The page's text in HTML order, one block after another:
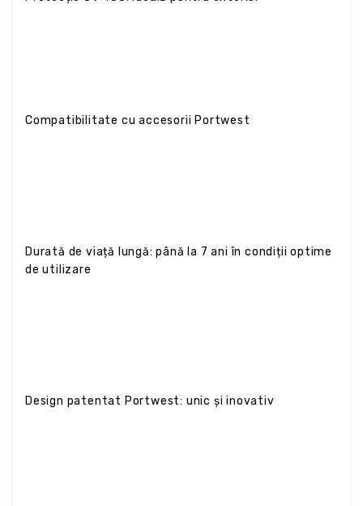
Compatibilitate cu accesorii Portwest
Durată de viață lungă: până la 7 ani în condiții optime
de utilizare
Design patentat Portwest: unic și inovativ